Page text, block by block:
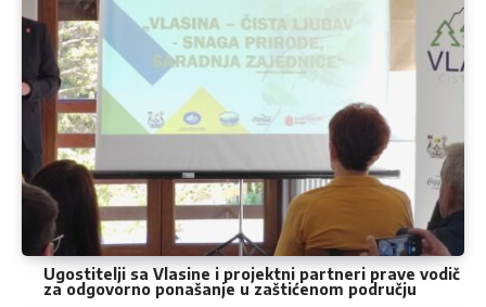
Ugostitelji sa Vlasine i projektni partneri prave vodič
za odgovorno ponašanje u zaštićenom području